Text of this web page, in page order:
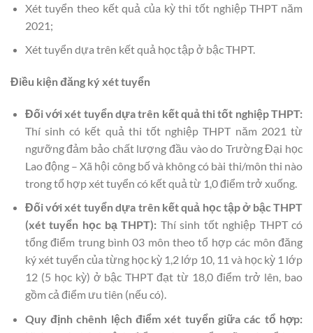
Xét tuyển theo kết quả của kỳ thi tốt nghiệp THPT năm
2021;
Xét tuyển dựa trên kết quả học tập ở bậc THPT.
Điều kiện đăng ký xét tuyển
Đối với xét tuyển dựa trên kết quả thi tốt nghiệp THPT:
Thí sinh có kết quả thi tốt nghiệp THPT năm 2021 từ
ngưỡng đảm bảo chất lượng đầu vào do Trường Đại học
Lao động – Xã hội công bố và không có bài thi/môn thi nào
trong tổ hợp xét tuyển có kết quả từ 1,0 điểm trở xuống.
Đối với xét tuyển dựa trên kết quả học tập ở bậc THPT
(xét tuyển học bạ THPT): Thí sinh tốt nghiệp THPT có
tổng điểm trung bình 03 môn theo tổ hợp các môn đăng
ký xét tuyển của từng học kỳ 1,2 lớp 10, 11 và học kỳ 1 lớp
12 (5 học kỳ) ở bậc THPT đạt từ 18,0 điểm trở lên, bao
gồm cả điểm ưu tiên (nếu có).
Quy định chênh lệch điểm xét tuyển giữa các tổ hợp: